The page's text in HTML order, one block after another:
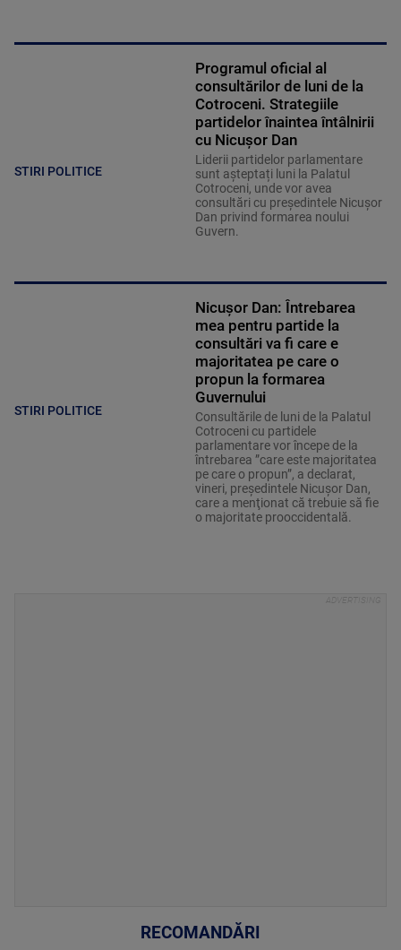
STIRI POLITICE
Programul oficial al
consultărilor de luni de la
Cotroceni. Strategiile
partidelor înaintea întâlnirii
cu Nicușor Dan
Liderii partidelor parlamentare
sunt așteptați luni la Palatul
Cotroceni, unde vor avea
consultări cu președintele Nicușor
Dan privind formarea noului
Guvern.
STIRI POLITICE
Nicuşor Dan: Întrebarea
mea pentru partide la
consultări va fi care e
majoritatea pe care o
propun la formarea
Guvernului
Consultările de luni de la Palatul
Cotroceni cu partidele
parlamentare vor începe de la
întrebarea ”care este majoritatea
pe care o propun”, a declarat,
vineri, preşedintele Nicuşor Dan,
care a menţionat că trebuie să fie
o majoritate prooccidentală.
RECOMANDĂRI